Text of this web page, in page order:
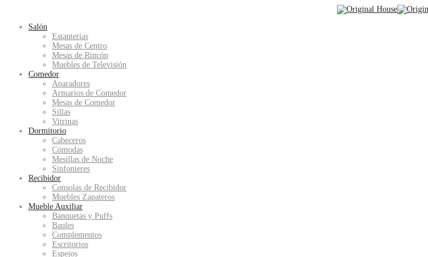
Salón
Estanterías
Mesas de Centro
Mesas de Rincón
Muebles de Televisión
Comedor
Aparadores
Armarios de Comedor
Mesas de Comedor
Sillas
Vitrinas
Dormitorio
Cabeceros
Cómodas
Mesillas de Noche
Sinfonieres
Recibidor
Consolas de Recibidor
Muebles Zapateros
Mueble Auxiliar
Banquetas y Puffs
Baules
Complementos
Escritorios
Espejos